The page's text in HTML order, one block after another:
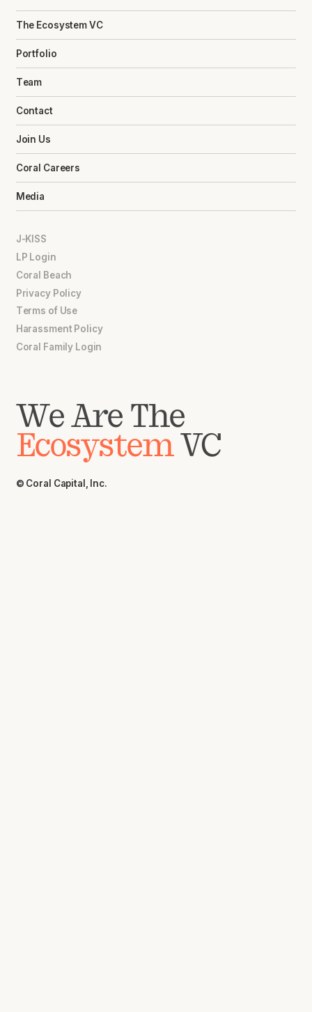
The Ecosystem VC
Portfolio
Team
Contact
Join Us
Coral Careers
Media
J-KISS
LP Login
Coral Beach
Privacy Policy
Terms of Use
Harassment Policy
Coral Family Login
We Are The
EcosystemVC
© Coral Capital, Inc.